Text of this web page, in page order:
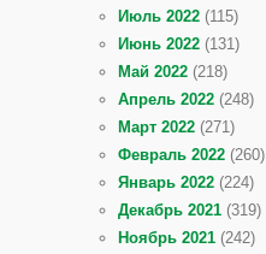
Июль 2022 (115)
Июнь 2022 (131)
Май 2022 (218)
Апрель 2022 (248)
Март 2022 (271)
Февраль 2022 (260)
Январь 2022 (224)
Декабрь 2021 (319)
Ноябрь 2021 (242)